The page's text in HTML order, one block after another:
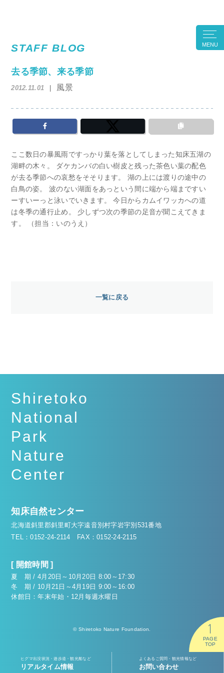
STAFF BLOG
去る季節、来る季節
2012.11.01 風景
ここ数日の暴風雨ですっかり葉を落としてしまった知床五湖の
湖畔の木々。 ダケカンバの白い樹皮と残った茶色い葉の配色
が去る季節への哀愁をそそります。 湖の上には渡りの途中の
白鳥の姿。 波のない湖面をあっという間に端から端まですい
ーすいーっと泳いでいきます。 今日からカムイワッカへの道
は冬季の通行止め。 少しずつ次の季節の足音が聞こえてきま
す。 （担当：いのうえ）
一覧に戻る
Shiretoko
National
Park
Nature
Center
知床自然センター
北海道斜里郡斜里町大字遠音別村字岩宇別531番地
TEL：0152-24-2114 FAX：0152-24-2115
[ 開館時間 ]
夏 期 / 4月20日～10月20日 8:00～17:30
冬 期 / 10月21日～4月19日 9:00～16:00
休館日：年末年始・12月毎週水曜日
© Shiretoko Nature Foundation.
MENU
ヒグマ出没状況・遊歩道・観光船など
リアルタイム情報
よくあるご質問・観光情報など
お問い合わせ
PAGE
TOP